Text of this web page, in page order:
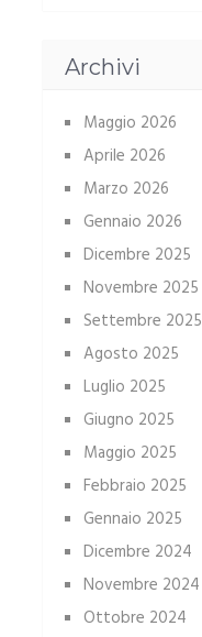
Archivi
Maggio 2026
Aprile 2026
Marzo 2026
Gennaio 2026
Dicembre 2025
Novembre 2025
Settembre 2025
Agosto 2025
Luglio 2025
Giugno 2025
Maggio 2025
Febbraio 2025
Gennaio 2025
Dicembre 2024
Novembre 2024
Ottobre 2024